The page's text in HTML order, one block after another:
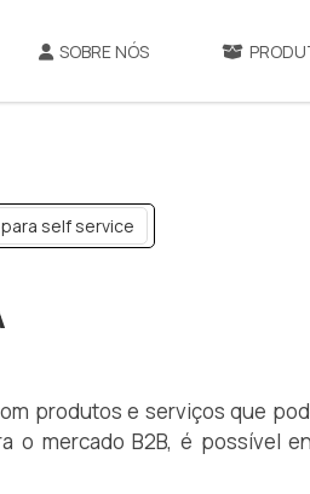
SOBRE NÓS
self service
produtos e serviços que
o mercado B2B, é possível